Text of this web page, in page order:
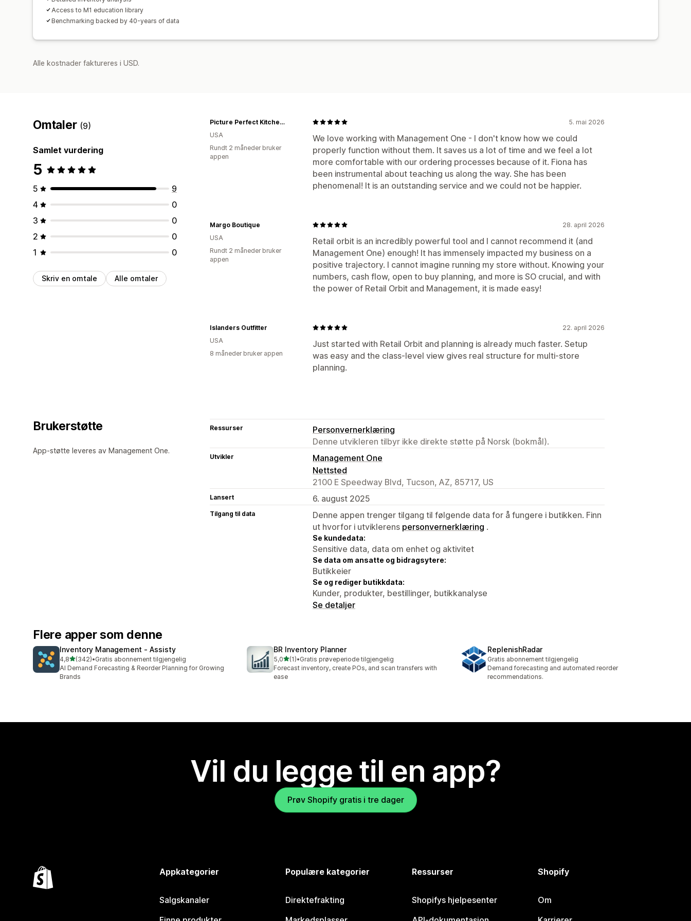
Access to M1 education library
Benchmarking backed by 40-years of data
Alle kostnader faktureres i USD.
Omtaler (9)
Samlet vurdering
5
5
9
4
0
3
0
2
0
1
0
Skriv en omtale Alle omtaler
5. mai 2026
We love working with Management One - I don't know how we could
properly function without them. It saves us a lot of time and we feel a lot
more comfortable with our ordering processes because of it. Fiona has
been instrumental about teaching us along the way. She has been
phenomenal! It is an outstanding service and we could not be happier.
Picture Perfect Kitchen Home
USA
Rundt 2 måneder bruker
appen
28. april 2026
Retail orbit is an incredibly powerful tool and I cannot recommend it (and
Management One) enough! It has immensely impacted my business on a
positive trajectory. I cannot imagine running my store without. Knowing your
numbers, cash flow, open to buy planning, and more is SO crucial, and with
the power of Retail Orbit and Management, it is made easy!
Margo Boutique
USA
Rundt 2 måneder bruker
appen
22. april 2026
Just started with Retail Orbit and planning is already much faster. Setup
was easy and the class-level view gives real structure for multi-store
planning.
Islanders Outfitter
USA
8 måneder bruker appen
Brukerstøtte
App-støtte leveres av Management One.
Ressurser
Personvernerklæring
Denne utvikleren tilbyr ikke direkte støtte på Norsk (bokmål).
Utvikler
Management One
Nettsted
2100 E Speedway Blvd, Tucson, AZ, 85717, US
Lansert 6. august 2025
Tilgang til data
Denne appen trenger tilgang til følgende data for å fungere i butikken. Finn
ut hvorfor i utviklerens personvernerklæring .
Se kundedata:
Sensitive data, data om enhet og aktivitet
Se data om ansatte og bidragsytere:
Butikkeier
Se og rediger butikkdata:
Kunder, produkter, bestillinger, butikkanalyse
Se detaljer
Flere apper som denne
Inventory Management ‑ Assisty
4,8av 5 stjerner
(342)
Totalt 342 omtaler
•Gratis abonnement tilgjengelig
AI Demand Forecasting & Reorder Planning for Growing
Brands
BR Inventory Planner
5,0av 5 stjerner
(1)
Totalt 1 omtaler
•Gratis prøveperiode tilgjengelig
Forecast inventory, create POs, and scan transfers with
ease
ReplenishRadar
Gratis abonnement tilgjengelig
Demand forecasting and automated reorder
recommendations.
Vil du legge til en app?
Prøv Shopify gratis i tre dager
Appkategorier
Salgskanaler
Populære kategorier
Direktefrakting
Ressurser
Shopifys hjelpesenter
Shopify
Om